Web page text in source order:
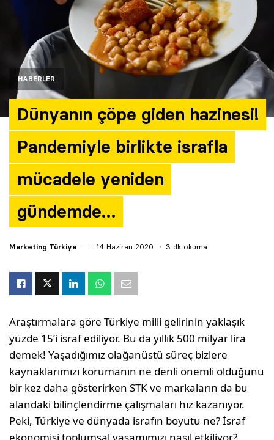
HABERLER
Dünyanın çöpe giden hazinesi!
Pandemiyle birlikte israfla
mücadele yeniden
gündemde…
Marketing Türkiye 14 Haziran 2020 3 dk okuma
Araştırmalara göre Türkiye milli gelirinin yaklaşık
yüzde 15’i israf ediliyor. Bu da yıllık 500 milyar lira
demek! Yaşadığımız olağanüstü süreç bizlere
kaynaklarımızı korumanın ne denli önemli olduğunu
bir kez daha gösterirken STK ve markaların da bu
alandaki bilinçlendirme çalışmaları hız kazanıyor.
Peki, Türkiye ve dünyada israfın boyutu ne? İsraf
ekonomisi toplumsal yaşamımızı nasıl etkiliyor?